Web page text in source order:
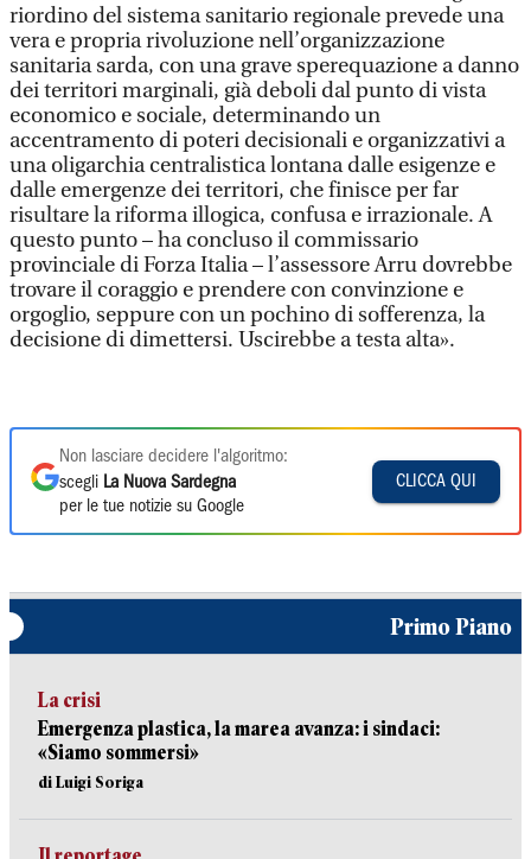
riordino del sistema sanitario regionale prevede una
vera e propria rivoluzione nell’organizzazione
sanitaria sarda, con una grave sperequazione a danno
dei territori marginali, già deboli dal punto di vista
economico e sociale, determinando un
accentramento di poteri decisionali e organizzativi a
una oligarchia centralistica lontana dalle esigenze e
dalle emergenze dei territori, che finisce per far
risultare la riforma illogica, confusa e irrazionale. A
questo punto – ha concluso il commissario
provinciale di Forza Italia – l’assessore Arru dovrebbe
trovare il coraggio e prendere con convinzione e
orgoglio, seppure con un pochino di sofferenza, la
decisione di dimettersi. Uscirebbe a testa alta».
Non lasciare decidere l'algoritmo:
scegli La Nuova Sardegna
per le tue notizie su Google
CLICCA QUI
Primo Piano
La crisi
Emergenza plastica, la marea avanza: i sindaci:
«Siamo sommersi»
di Luigi Soriga